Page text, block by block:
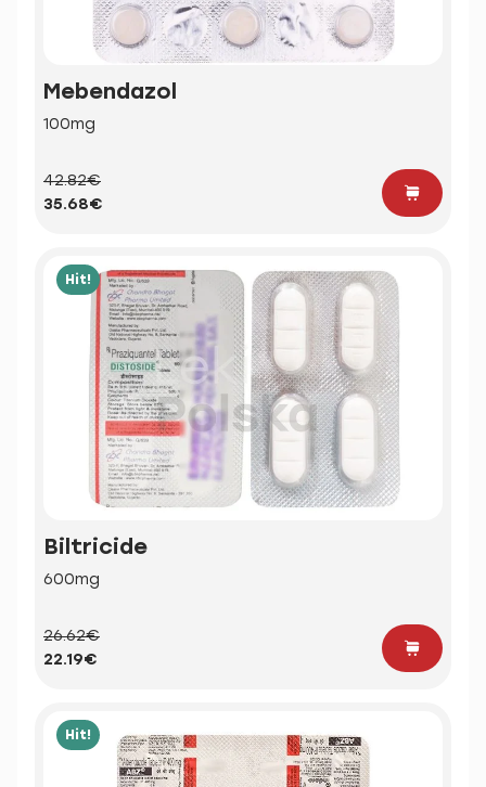
Mebendazol
100mg
42.82€
35.68€
Hit!
Biltricide
600mg
26.62€
22.19€
Hit!